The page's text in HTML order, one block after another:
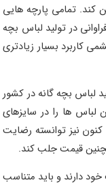
کند. تمامی پارچه هایی
در تولید لباس بچه
کاربرد بسیار زیادتری
لباس بچه گانه در کشور
ها را در سایزهای
نیز توانسته رضایت
قیمت جلب کند.
خود دارند و باید متناسب